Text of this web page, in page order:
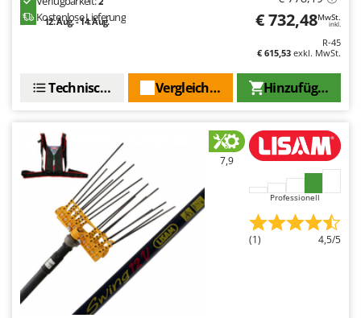
Kostenlose Lieferung
12. Aug. - 14. Aug. € 732,48MwSt.
inkl.
R-45
€ 615,53 exkl. MwSt.
Hinzufügen
Vergleichen Sie
Technische Daten
7,9
Professionell
(1) 4,5/5